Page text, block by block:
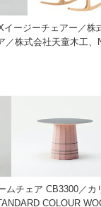
イージーチェアー／
／株式会社天童木工、
ムチェア CB3300／カ
COLOUR